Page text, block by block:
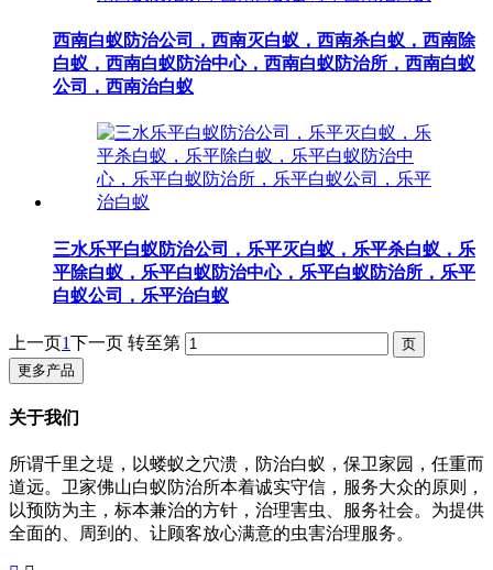
西南白蚁防治公司，西南灭白蚁，西南杀白蚁，西南除
白蚁，西南白蚁防治中心，西南白蚁防治所，西南白蚁
公司，西南治白蚁
三水乐平白蚁防治公司，乐平灭白蚁，乐平杀白蚁，乐
平除白蚁，乐平白蚁防治中心，乐平白蚁防治所，乐平
白蚁公司，乐平治白蚁
上一页1下一页 转至第
更多产品
关于我们
所谓千里之堤，以蝼蚁之穴溃，防治白蚁，保卫家园，任重而
道远。卫家佛山白蚁防治所本着诚实守信，服务大众的原则，
以预防为主，标本兼治的方针，治理害虫、服务社会。为提供
全面的、周到的、让顾客放心满意的虫害治理服务。